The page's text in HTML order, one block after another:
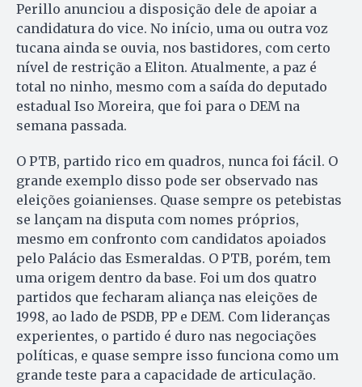
Perillo anunciou a disposição dele de apoiar a
candidatura do vice. No início, uma ou outra voz
tucana ainda se ouvia, nos bastidores, com certo
nível de restrição a Eliton. Atualmente, a paz é
total no ninho, mesmo com a saída do deputado
estadual Iso Moreira, que foi para o DEM na
semana passada.
O PTB, partido rico em quadros, nunca foi fácil. O
grande exemplo disso pode ser observado nas
eleições goianienses. Quase sempre os petebistas
se lançam na disputa com nomes próprios,
mesmo em confronto com candidatos apoiados
pelo Palácio das Esmeraldas. O PTB, porém, tem
uma origem dentro da base. Foi um dos quatro
partidos que fecharam aliança nas eleições de
1998, ao lado de PSDB, PP e DEM. Com lideranças
experientes, o partido é duro nas negociações
políticas, e quase sempre isso funciona como um
grande teste para a capacidade de articulação.